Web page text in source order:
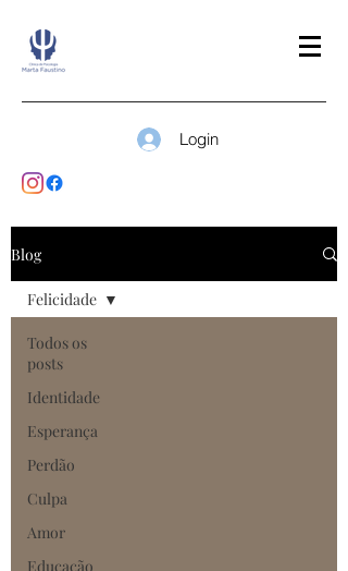
Login
Blog
Todos os
posts
Identidade
Esperança
Perdão
Culpa
Amor
Educação
Felicidade